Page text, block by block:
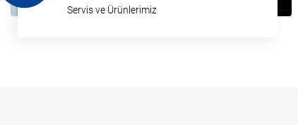
Servis ve Ürünlerimiz